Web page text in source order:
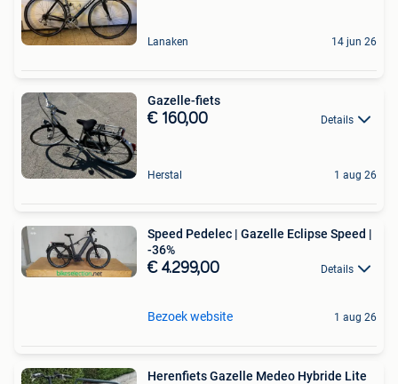
Lanaken 14 jun 26
Gazelle-fiets
€ 160,00 Details
Herstal 1 aug 26
Speed Pedelec | Gazelle Eclipse Speed |
-36%
€ 4.299,00 Details
Bezoek website 1 aug 26
Herenfiets Gazelle Medeo Hybride Lite